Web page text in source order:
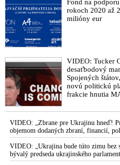
Fond na
rokoch 2020 až
milióny eur
VIDEO: Tucker
desaťbodový
Spojených
novú politickú
frakcie hnutia
VIDEO: „Zbrane pre Ukrajinu hneď!
objemom dodaných zbraní, financií,
tlaku na nepriateľa,“ povedal
ukrajinským diplomatom v Kyjeve.
že USA Ukrajine nedodajú
VIDEO: „Ukrajina bude túto zimu bez
bývalý predseda ukrajinského